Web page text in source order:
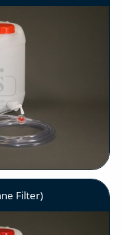
Filter)